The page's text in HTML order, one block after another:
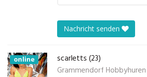
Nachricht senden
online
scarletts (23)
Grammendorf